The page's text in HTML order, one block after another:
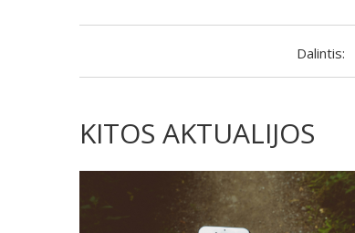
Dalintis:
KITOS AKTUALIJOS